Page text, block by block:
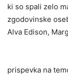
ki so spali zelo
zgodovinske
Alva Edison,
prispevka na